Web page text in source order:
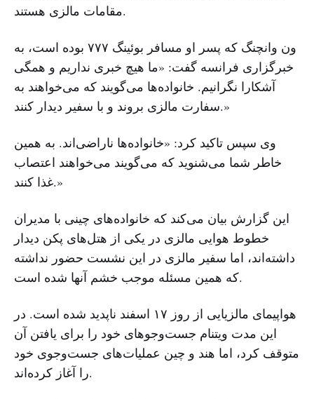
مقامات مالزی هستند.
ون وانچنگ که پسر او مسافر بوئینگ ۷۷۷ بوده است، به
خبرگزاری فرانسه گفت: «ما هیچ خبری نداریم و همگی
آشکارا نگرانیم. خانواده‌ها می‌گویند که می‌خواهند به
سفارت مالزی بروند و با سفیر دیدار کنند.»
وی سپس تاکید کرد: «خانواده‌ها ناراضی‌اند. به همین
خاطر شما می‌شنوید که می‌گویند می‌خواهند اعتصاب
غذا کنند.»
این گزارش بیان می‌کند که خانواده‌های چینی با مدیران
خطوط هوایی مالزی در یکی از هتل‌های پکن دیدار
داشته‌اند، اما سفیر مالزی در این نشست حضور نداشته
که همین مسئله موجب خشم آنها شده است.
هواپیمای مالزیایی از روز ۱۷ اسفند ناپدید شده است. در
این مدت ویتنام جست‌وجوهای خود را برای یافتن آن
متوقف کرد، اما هند و چین عملیات‌های جست‌وجوی خود
را آغاز کرده‌اند.